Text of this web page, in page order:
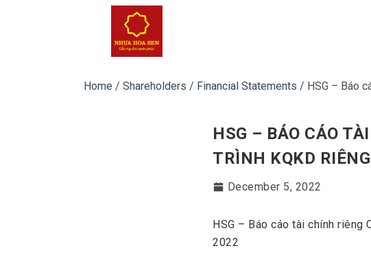
Home / Shareholders / Financial Statements / HSG – Báo
HSG – BÁO CÁO
TRÌNH KQKD
December 5, 2022
HSG – Báo cáo tài chính riêng
2022